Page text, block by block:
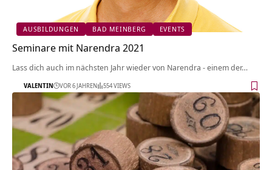
AUSBILDUNGEN BAD MEINBERG EVENTS
Seminare mit Narendra 2021
Lass dich auch im nächsten Jahr wieder von Narendra - einem der…
VALENTIN VOR 6 JAHREN 554 VIEWS